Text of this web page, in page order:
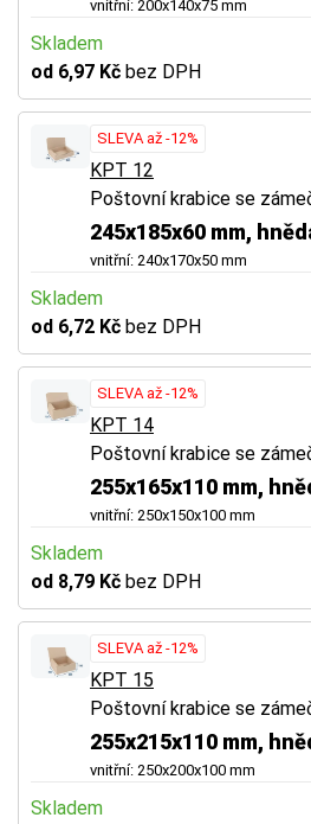
vnitřní: 200x140x75 mm
Skladem
od 6,97 Kč bez DPH
SLEVA až -12%
KPT 12
Poštovní krabice se
245x185x60 mm,
vnitřní: 240x170x50 mm
Skladem
od 6,72 Kč bez DPH
SLEVA až -12%
KPT 14
Poštovní krabice se
255x165x110 mm,
vnitřní: 250x150x100 mm
Skladem
od 8,79 Kč bez DPH
SLEVA až -12%
KPT 15
Poštovní krabice se
255x215x110 mm,
vnitřní: 250x200x100 mm
Skladem